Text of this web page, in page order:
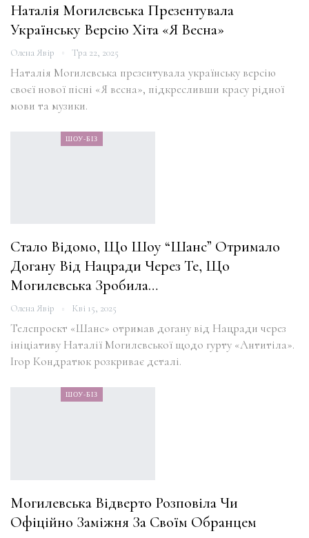
Наталія Могилевська Презентувала
Українську Версію Хіта «Я Весна»
Олена Явір Тра 22, 2025
Наталія Могилевська презентувала українську версію
своєї нової пісні «Я весна», підкресливши красу рідної
мови та музики.
ШОУ-БІЗ
Стало Відомо, Що Шоу “Шанс” Отримало
Догану Від Нацради Через Те, Що
Могилевська Зробила…
Олена Явір Кві 15, 2025
Телепроект «Шанс» отримав догану від Нацради через
ініціативу Наталії Могилевської щодо гурту «Антитіла».
Ігор Кондратюк розкриває деталі.
ШОУ-БІЗ
Могилевська Відверто Розповіла Чи
Офіційно Заміжня За Своїм Обранцем